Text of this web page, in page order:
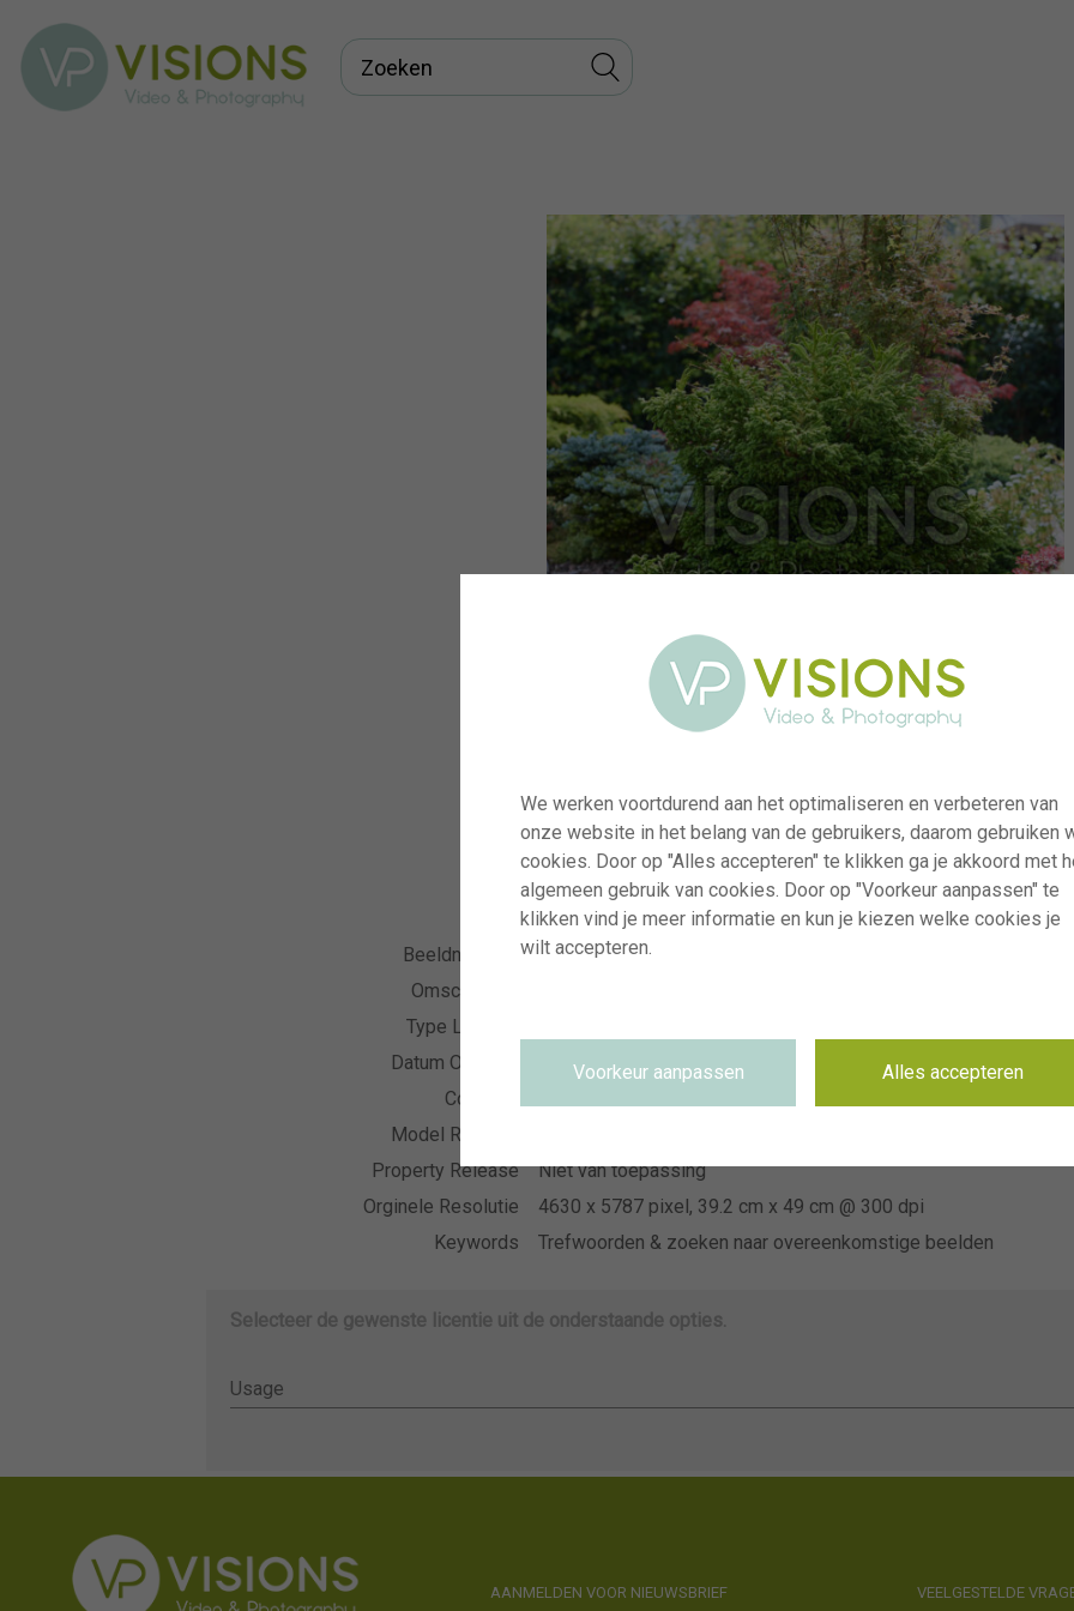
Beeldnummer
visi234936
Omschrijving
Type Licentie
Datum Opname
21.07.2025
Collectie
Model Release
Property Release
Niet van toepassing
Orginele Resolutie
4630 x 5787 pixel, 39.2 cm x 49 cm @ 300 dpi
Keywords
Trefwoorden & zoeken naar overeenkomstige beelden
Selecteer de gewenste licentie uit de onderstaande opties.
Usage
Usage
AANMELDEN VOOR NIEUWSBRIEF VEELGESTELDE
We werken voortdurend aan het optimaliseren en verbeteren van
onze website in het belang van de gebruikers, daarom gebruiken
cookies. Door op "Alles accepteren" te klikken ga je akkoord met
algemeen gebruik van cookies. Door op "Voorkeur aanpassen" te
klikken vind je meer informatie en kun je kiezen welke cookies je
wilt accepteren.
Voorkeur aanpassen Alles accepteren